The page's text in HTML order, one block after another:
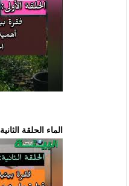
الماء الحلقة الثانية